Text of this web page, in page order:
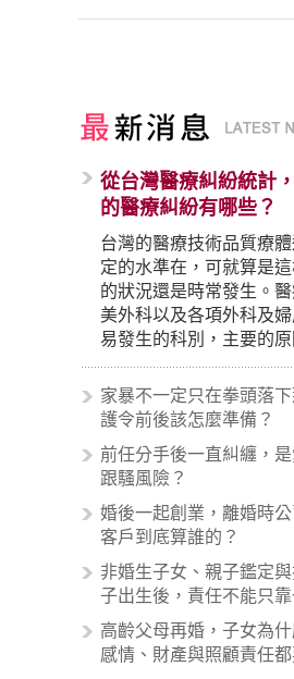
從台灣醫療糾紛統計
的醫療糾紛有哪些？
台灣的醫療技術品質療
定的水準在，可就算是
的狀況還是時常發生。
美外科以及各項外科及
易發生的科別，主要的
生未盡告知義務、醫療
術疏失、術後照顧失當
收取。雖然醫學進步，但
案例中最後都走向訴訟
果不幸遇到相關醫療糾紛
麼處理呢？醫療糾紛相
非常多，有些案例…
家暴不一定只在拳頭落
護令前後該怎麼準備？
前任分手後一直糾纏，
跟騷風險？
婚後一起創業，離婚時
客戶到底算誰的？
非婚生子女、親子鑑定
子出生後，責任不能只
高齡父母再婚，子女為什
感情、財產與照顧責任